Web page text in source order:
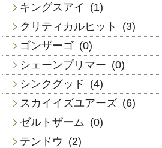
キングスアイ
(1)
クリティカルヒット
(3)
ゴンザーゴ (0)
シェーンプリマー (0)
シンクグッド (4)
スカイイズユアーズ (6)
ゼルトザーム (0)
テンドウ (2)